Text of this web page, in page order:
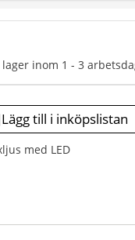
med LED
inom 1 - 3
Lägg till i inköpslistan